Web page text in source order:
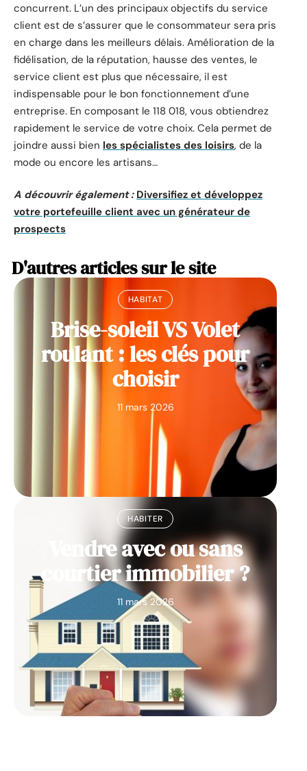
concurrent. L’un des principaux objectifs du service
client est de s’assurer que le consommateur sera pris
en charge dans les meilleurs délais. Amélioration de la
fidélisation, de la réputation, hausse des ventes, le
service client est plus que nécessaire, il est
indispensable pour le bon fonctionnement d’une
entreprise. En composant le 118 018, vous obtiendrez
rapidement le service de votre choix. Cela permet de
joindre aussi bien les spécialistes des loisirs, de la
mode ou encore les artisans…
A découvrir également : Diversifiez et développez
votre portefeuille client avec un générateur de
prospects
D'autres articles sur le site
HABITAT
Brise-soleil VS Volet
roulant : les clés pour
choisir
11 mars 2026
HABITER
Vendre avec ou sans
courtier immobilier ?
11 mars 2026